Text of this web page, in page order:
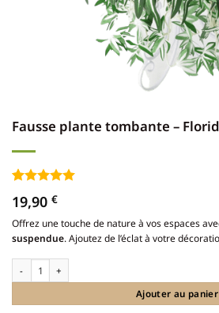
Fausse plante tombante –
Noté5 sur
5 basé sur
4
notations
client
19,90 €
Ajouter au panier
Offrez une touche de nature à vos espaces
suspendue. Ajoutez de l’éclat à votre